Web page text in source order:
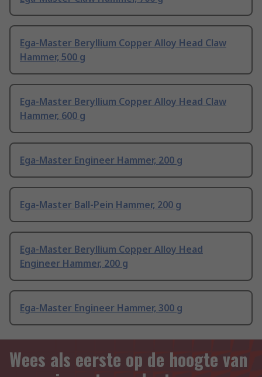
Ega-Master Beryllium Copper Alloy Head Claw
Hammer, 500 g
Ega-Master Beryllium Copper Alloy Head Claw
Hammer, 600 g
Ega-Master Engineer Hammer, 200 g
Ega-Master Ball-Pein Hammer, 200 g
Ega-Master Beryllium Copper Alloy Head
Engineer Hammer, 200 g
Ega-Master Engineer Hammer, 300 g
Wees als eerste op de hoogte van